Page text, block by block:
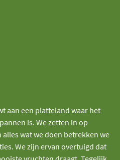
aan een platteland waar het
is. We zetten in op
wat we doen betrekken we
We zijn ervan overtuigd dat